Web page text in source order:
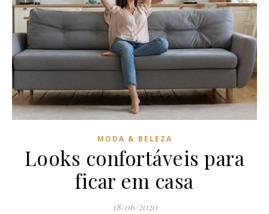
MODA & BELEZA
Looks confortáveis para
ficar em casa
18/06/2020